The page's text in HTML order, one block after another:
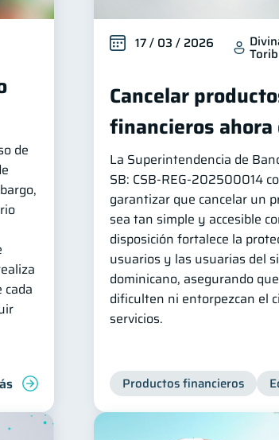
de
17 / 03 / 2026
Cancelar
financieros ahora
La Superintendencia de
SB: CSB‑REG‑202500014
garantizar que cancelar un
sea tan simple y accesible
disposición fortalece la
usuarios y las usuarias del
dominicano, asegurando
dificulten ni entorpezcan el
servicios.
Productos financieros